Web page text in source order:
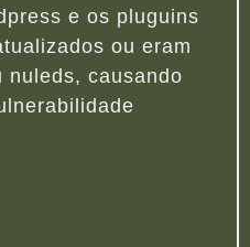
e os pluguins
ou eram
nuleds, causando